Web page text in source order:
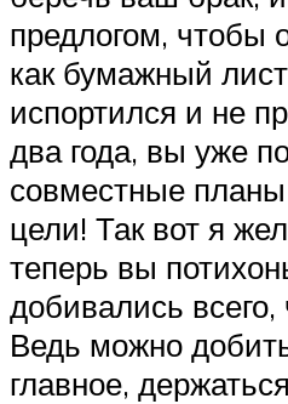
предлогом, чтобы
как бумажный
испортился и не
два года, вы уже
совместные
цели! Так вот я
теперь вы
добивались всего,
Ведь можно
главное,